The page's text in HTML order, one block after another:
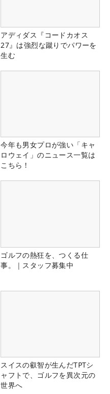
アディダス『コードカオス
27』は強烈な蹴りでパワーを
生む
今年も男女プロが強い「キャ
ロウェイ」のニュース一覧は
こちら！
ゴルフの熱狂を、つくる仕
事。｜スタッフ募集中
スイスの叡智が生んだTPTシ
ャフトで、ゴルフを異次元の
世界へ